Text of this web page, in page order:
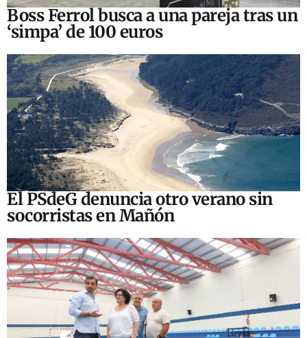
Boss Ferrol busca a una pareja tras un
‘simpa’ de 100 euros
El PSdeG denuncia otro verano sin
socorristas en Mañón